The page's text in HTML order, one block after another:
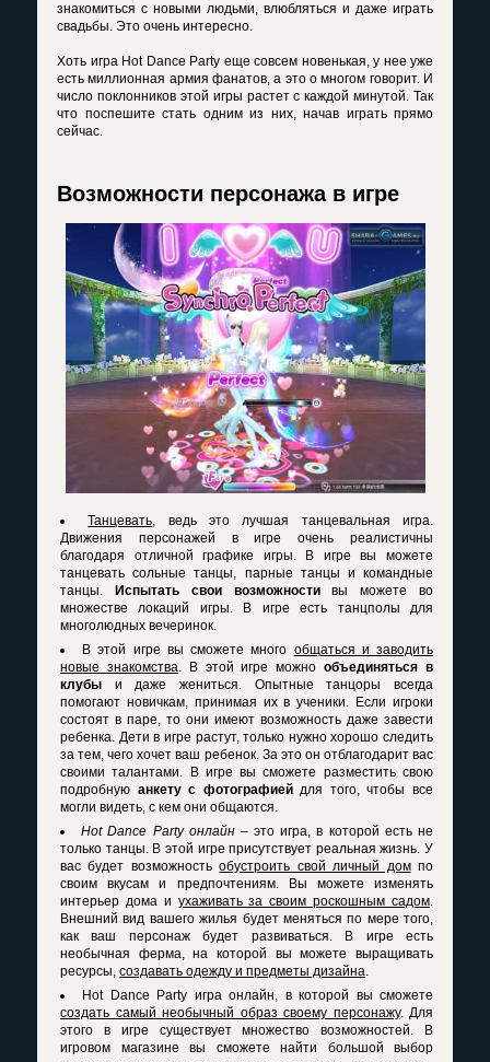
знакомиться с новыми людьми, влюбляться и даже играть
свадьбы. Это очень интересно.
Хоть игра Hot Dance Party еще совсем новенькая, у нее уже
есть миллионная армия фанатов, а это о многом говорит. И
число поклонников этой игры растет с каждой минутой. Так
что поспешите стать одним из них, начав играть прямо
сейчас.
Возможности персонажа в игре
Танцевать , ведь это лучшая танцевальная игра.
Движения персонажей в игре очень реалистичны
благодаря отличной графике игры. В игре вы можете
танцевать сольные танцы, парные танцы и командные
танцы. Испытать свои возможностивы можете во
множестве локаций игры. В игре есть танцполы для
многолюдных вечеринок.
В этой игре вы сможете много общаться и заводить
новые знакомства . В этой игре можнообъединяться в
клубы и даже жениться. Опытные танцоры всегда
помогают новичкам, принимая их в ученики. Если игроки
состоят в паре, то они имеют возможность даже завести
ребенка. Дети в игре растут, только нужно хорошо следить
за тем, чего хочет ваш ребенок. За это он отблагодарит вас
своими талантами. В игре вы сможете разместить свою
подробную анкету с фотографиейдля того, чтобы все
могли видеть, с кем они общаются.
Hot Dance Party онлайн– это игра, в которой есть не
только танцы. В этой игре присутствует реальная жизнь. У
вас будет возможностьобустроить свой личный домпо
своим вкусам и предпочтениям. Вы можете изменять
интерьер дома и ухаживать за своим роскошным садом
Внешний вид вашего жилья будет меняться по мере того,
как ваш персонаж будет развиваться. В игре есть
необычная ферма, на которой вы можете выращивать
ресурсы, создавать одежду и предметы дизайна
Hot Dance Party игра онлайн, в которой вы сможете
создать самый необычный образ своему персонажу. Для
этого в игре существует множество возможностей. В
игровом магазине вы сможете найти большой выбор